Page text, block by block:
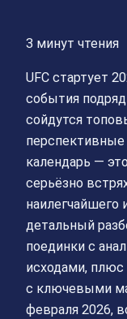
3 минут чтения
UFC стартует
события
сойдутся
календарь —
серьёзно
наилегчайшего
детальный
поединки с
исходами,
с ключевыми
февраля 2026,